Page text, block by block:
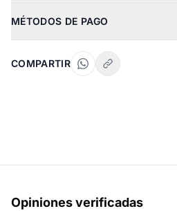
MÉTODOS DE PAGO
COMPARTIR
Opiniones verificadas